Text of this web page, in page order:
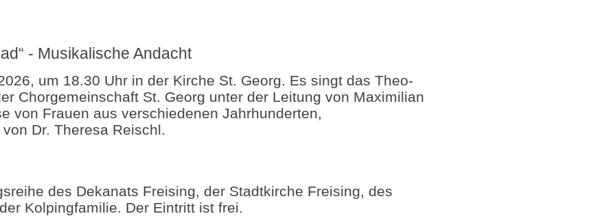
- Musikalische Andacht
um 18.30 Uhr in der Kirche St. Georg. Es singt das Theo-
Chorgemeinschaft St. Georg unter der Leitung von Maximilian
von Frauen aus verschiedenen Jahrhunderten,
Dr. Theresa Reischl.
des Dekanats Freising, der Stadtkirche Freising, des
Kolpingfamilie. Der Eintritt ist frei.